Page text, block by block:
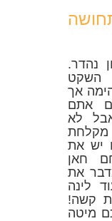
נהדר.
השקט
אך
אתם
לא
מקלחת
יש את
חאן
את
לינה
קשה!
מיטה